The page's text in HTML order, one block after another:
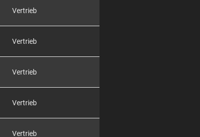
Vertrieb
Vertrieb
Vertrieb
Vertrieb
Vertrieb